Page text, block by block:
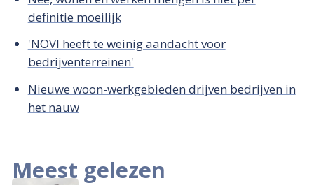
definitie moeilijk
'NOVI heeft te weinig aandacht voor
bedrijventerreinen'
Nieuwe woon-werkgebieden drijven bedrijven in
het nauw
Meest gelezen